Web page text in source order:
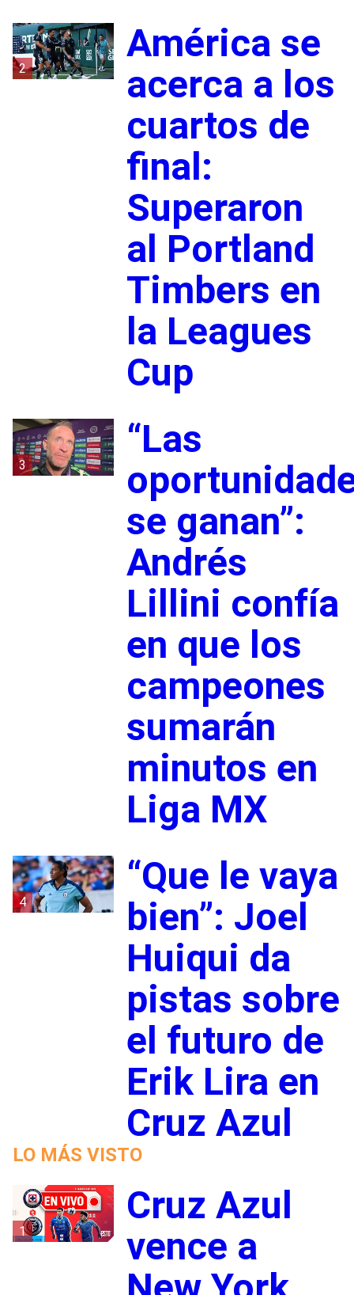
2
América se
acerca a los
cuartos de
final:
Superaron
al Portland
Timbers en
la Leagues
Cup
3
“Las
se ganan”:
Andrés
Lillini confía
en que los
campeones
sumarán
minutos en
Liga MX
4
“Que le vaya
bien”: Joel
Huiqui da
pistas sobre
el futuro de
Erik Lira en
Cruz Azul
LO MÁS VISTO
1
Cruz Azul
vence a